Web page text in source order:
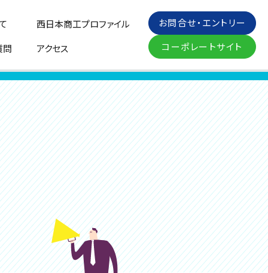
西日本商工プロファイル
問
アクセス
お問合せ・エントリー
コーポレートサイト